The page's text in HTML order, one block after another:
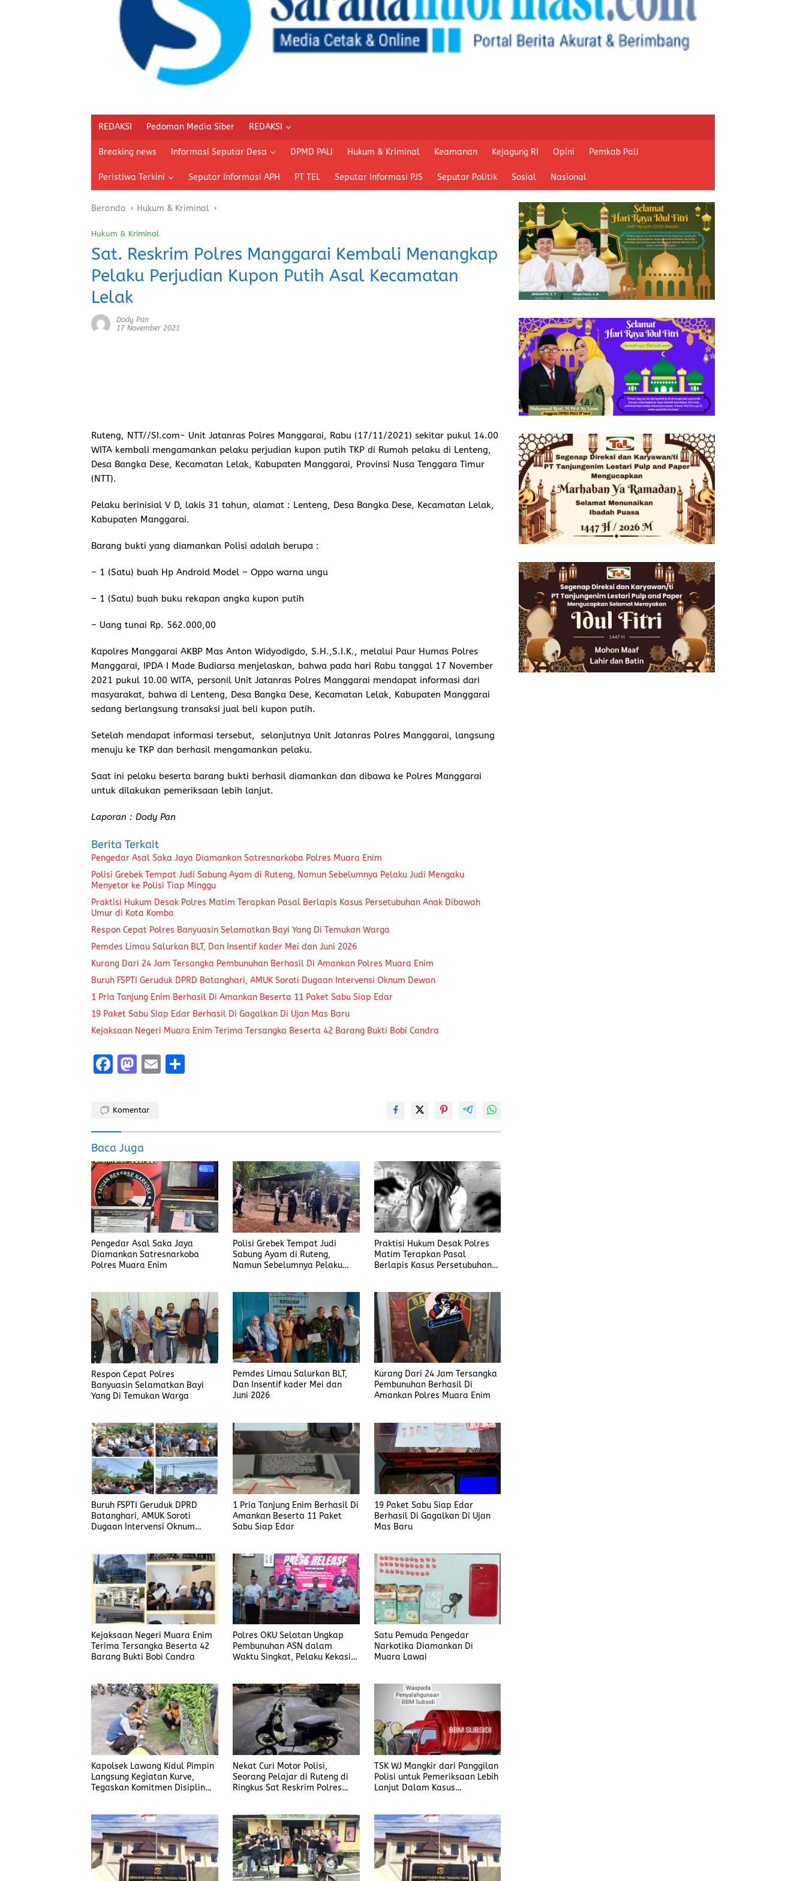
REDAKSI Pedoman Media Siber REDAKSI
Breaking news Informasi Seputar Desa DPMD PALI Hukum & Kriminal Keamanan Kejagung RI Opini Pemkab Pali
Peristiwa Terkini Seputar Informasi APH PT TEL Seputar Informasi PJS Seputar Politik Sosial Nasional
Beranda Hukum & Kriminal
Hukum & Kriminal
Sat. Reskrim Polres Manggarai Kembali Menangkap
Pelaku Perjudian Kupon Putih Asal Kecamatan
Lelak
Dody Pan
17 November 2021
Ruteng, NTT//SI.com- Unit Jatanras Polres Manggarai, Rabu (17/11/2021) sekitar pukul 14.00
WITA kembali mengamankan pelaku perjudian kupon putih TKP di Rumah pelaku di Lenteng,
Desa Bangka Dese, Kecamatan Lelak, Kabupaten Manggarai, Provinsi Nusa Tenggara Timur
(NTT).
Pelaku berinisial V D, lakis 31 tahun, alamat : Lenteng, Desa Bangka Dese, Kecamatan Lelak,
Kabupaten Manggarai.
Barang bukti yang diamankan Polisi adalah berupa :
– 1 (Satu) buah Hp Android Model – Oppo warna ungu
– 1 (Satu) buah buku rekapan angka kupon putih
– Uang tunai Rp. 562.000,00
Kapolres Manggarai AKBP Mas Anton Widyodigdo, S.H.,S.I.K., melalui Paur Humas Polres
Manggarai, IPDA I Made Budiarsa menjelaskan, bahwa pada hari Rabu tanggal 17 November
2021 pukul 10.00 WITA, personil Unit Jatanras Polres Manggarai mendapat informasi dari
masyarakat, bahwa di Lenteng, Desa Bangka Dese, Kecamatan Lelak, Kabupaten Manggarai
sedang berlangsung transaksi jual beli kupon putih.
Setelah mendapat informasi tersebut, selanjutnya Unit Jatanras Polres Manggarai, langsung
menuju ke TKP dan berhasil mengamankan pelaku.
Saat ini pelaku beserta barang bukti berhasil diamankan dan dibawa ke Polres Manggarai
untuk dilakukan pemeriksaan lebih lanjut.
Laporan : Dody Pan
Berita Terkait
Pengedar Asal Saka Jaya Diamankan Satresnarkoba Polres Muara Enim
Polisi Grebek Tempat Judi Sabung Ayam di Ruteng, Namun Sebelumnya Pelaku Judi Mengaku
Menyetor ke Polisi Tiap Minggu
Praktisi Hukum Desak Polres Matim Terapkan Pasal Berlapis Kasus Persetubuhan Anak Dibawah
Umur di Kota Komba
Respon Cepat Polres Banyuasin Selamatkan Bayi Yang Di Temukan Warga
Pemdes Limau Salurkan BLT, Dan Insentif kader Mei dan Juni 2026
Kurang Dari 24 Jam Tersangka Pembunuhan Berhasil Di Amankan Polres Muara Enim
Buruh FSPTI Geruduk DPRD Batanghari, AMUK Soroti Dugaan Intervensi Oknum Dewan
1 Pria Tanjung Enim Berhasil Di Amankan Beserta 11 Paket Sabu Siap Edar
19 Paket Sabu Siap Edar Berhasil Di Gagalkan Di Ujan Mas Baru
Kejaksaan Negeri Muara Enim Terima Tersangka Beserta 42 Barang Bukti Bobi Candra
F
ce
o
o
k
M
st
d
o
n
E
Komentar
Baca Juga
Pengedar Asal Saka Jaya
Diamankan Satresnarkoba
Polres Muara Enim
Polisi Grebek Tempat Judi
Sabung Ayam di Ruteng,
Namun Sebelumnya Pelaku
Praktisi Hukum Desak Polres
Matim Terapkan Pasal
Berlapis Kasus Persetubuhan
Respon Cepat Polres
Banyuasin Selamatkan Bayi
Yang Di Temukan Warga
Pemdes Limau Salurkan BLT,
Dan Insentif kader Mei dan
Juni 2026
Kurang Dari 24 Jam Tersangka
Pembunuhan Berhasil Di
Amankan Polres Muara Enim
Buruh FSPTI Geruduk DPRD
Batanghari, AMUK Soroti
Dugaan Intervensi Oknum
1 Pria Tanjung Enim Berhasil Di
Amankan Beserta 11 Paket
Sabu Siap Edar
19 Paket Sabu Siap Edar
Berhasil Di Gagalkan Di Ujan
Mas Baru
Kejaksaan Negeri Muara Enim
Terima Tersangka Beserta 42
Barang Bukti Bobi Candra
Polres OKU Selatan Ungkap
Pembunuhan ASN dalam
Waktu Singkat, Pelaku Kekasih
Satu Pemuda Pengedar
Narkotika Diamankan Di
Muara Lawai
Kapolsek Lawang Kidul Pimpin
Langsung Kegiatan Kurve,
Tegaskan Komitmen Disiplin
Nekat Curi Motor Polisi,
Seorang Pelajar di Ruteng di
Ringkus Sat Reskrim Polres
TSK WJ Mangkir dari Panggilan
Polisi untuk Pemeriksaan Lebih
Lanjut Dalam Kasus